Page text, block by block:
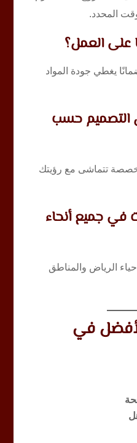
المحدد.
يغطي جودة المواد
حسب
تتماشى مع رؤيتك
في جميع أنحاء
الرياض والمناطق
في